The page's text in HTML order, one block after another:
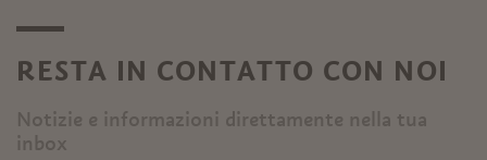
RESTA IN CONTATTO CON NOI
Notizie e informazioni direttamente nella tua
inbox